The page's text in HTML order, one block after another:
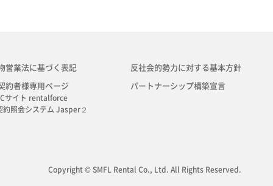
営業法に基づく表記
約者様専用ページ
サイト rentalforce
約照会システム Jasper２
反社会的勢力に対する基本方針
パートナーシップ構築宣言
Copyright © SMFL Rental Co., Ltd. All Rights Reserved.